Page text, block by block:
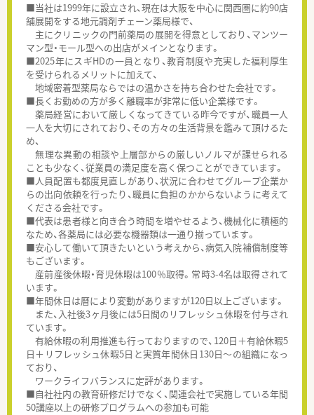
■当社は1999年に設立され、現在は大阪を中心に関西圏に約90店
舗展開をする地元調剤チェーン薬局様で、
主にクリニックの門前薬局の展開を得意としており、マンツー
マン型・モール型への出店がメインとなります。
■2025年にスギHDの一員となり、教育制度や充実した福利厚生
を受けられるメリットに加えて、
地域密着型薬局ならではの温かさを持ち合わせた会社です。
■長くお勤めの方が多く離職率が非常に低い企業様です。
薬局経営において厳しくなってきている昨今ですが、職員一人
一人を大切にされており、その方々の生活背景を鑑みて頂けるた
め、
無理な異動の相談や上層部からの厳しいノルマが課せられる
ことも少なく、従業員の満足度を高く保つことができています。
■人員配置も都度見直しがあり、状況に合わせてグループ企業か
らの出向依頼を行ったり、職員に負担のかからないように考えて
くださる会社です。
■代表は患者様と向き合う時間を増やせるよう、機械化に積極的
なため、各薬局には必要な機器類は一通り揃っています。
■安心して働いて頂きたいという考えから、病気入院補償制度等
もございます。
産前産後休暇・育児休暇は100％取得。常時3-4名は取得されて
います。
■年間休日は暦により変動がありますが120日以上ございます。
また、入社後3ヶ月後には5日間のリフレッシュ休暇を付与され
ています。
有給休暇の利用推進も行っておりますので、120日＋有給休暇5
日＋リフレッシュ休暇5日と実質年間休日130日～の組織になっ
ており、
ワークライフバランスに定評があります。
■自社社内の教育研修だけでなく、関連会社で実施している年間
50講座以上の研修プログラムへの参加も可能